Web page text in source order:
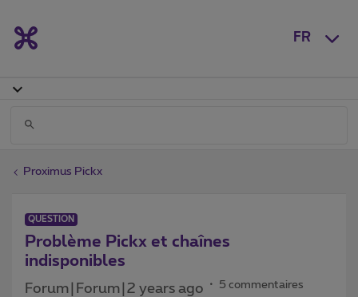
FR
Proximus Pickx
QUESTION
Problème Pickx et chaînes
indisponibles
Forum|Forum|2 years ago 5 commentaires